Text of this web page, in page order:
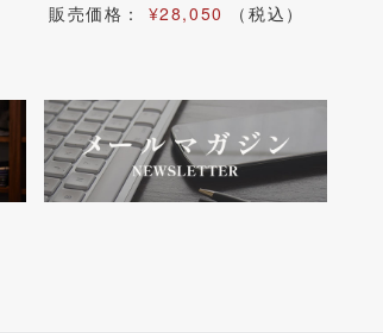
販売価格： ¥28,050 （税込）